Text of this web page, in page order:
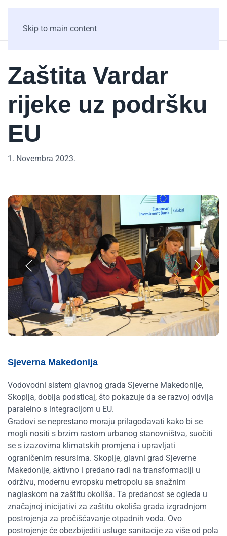
Skip to main content
Zaštita Vardar
rijeke uz podršku
EU
1. Novembra 2023.
Sjeverna Makedonija
Vodovodni sistem glavnog grada Sjeverne Makedonije,
Skoplja, dobija podsticaj, što pokazuje da se razvoj odvija
paralelno s integracijom u EU.
Gradovi se neprestano moraju prilagođavati kako bi se
mogli nositi s brzim rastom urbanog stanovništva, suočiti
se s izazovima klimatskih promjena i upravljati
ograničenim resursima. Skoplje, glavni grad Sjeverne
Makedonije, aktivno i predano radi na transformaciji u
održivu, modernu evropsku metropolu sa snažnim
naglaskom na zaštitu okoliša. Ta predanost se ogleda u
značajnoj inicijativi za zaštitu okoliša grada izgradnjom
postrojenja za pročišćavanje otpadnih voda. Ovo
postrojenje će obezbijediti usluge sanitacije za više od pola